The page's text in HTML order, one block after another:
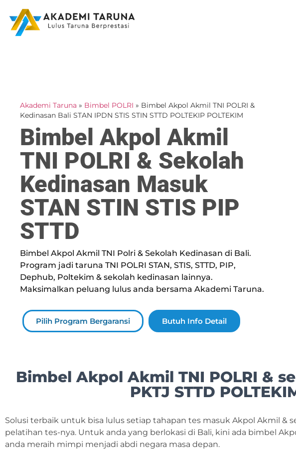
Akademi Taruna » Bimbel POLRI » Bimbel Akpol Akmil TNI POLRI &
Kedinasan Bali STAN IPDN STIS STIN STTD POLTEKIP POLTEKIM
Bimbel Akpol Akmil
TNI POLRI & Sekolah
Kedinasan Masuk
STAN STIN STIS PIP
STTD
Bimbel Akpol Akmil TNI Polri & Sekolah Kedinasan di Bali.
Program jadi taruna TNI POLRI STAN, STIS, STTD, PIP,
Dephub, Poltekim & sekolah kedinasan lainnya.
Maksimalkan peluang lulus anda bersama Akademi Taruna.
Pilih Program Bergaransi Butuh Info Detail
Bimbel Akpol Akmil TNI POLRI &
PKTJ STTD
Solusi terbaik untuk bisa lulus setiap tahapan tes masuk Akpol Akmil &
pelatihan tes-nya. Untuk anda yang berlokasi di Bali, kini ada bimbel
anda meraih mimpi menjadi abdi negara masa depan.